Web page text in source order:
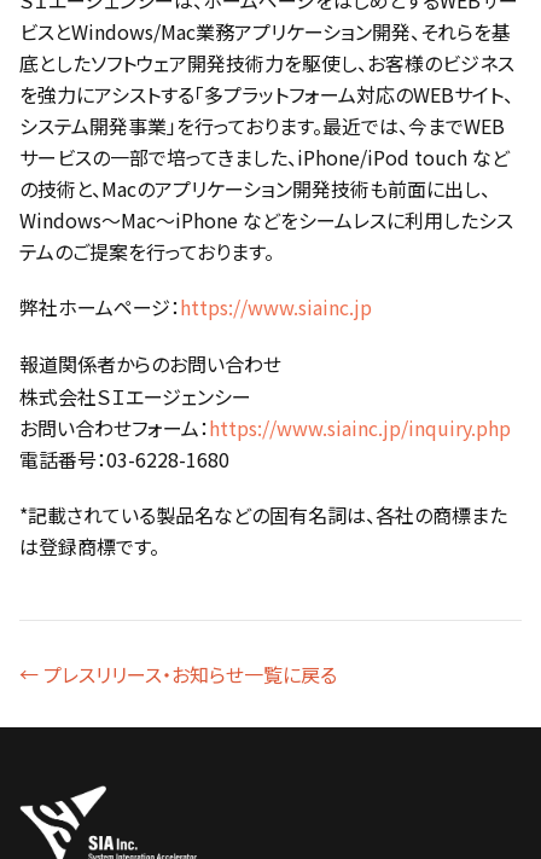
ビスとWindows/Mac業務アプリケーション開発、それらを基
底としたソフトウェア開発技術力を駆使し、お客様のビジネス
を強力にアシストする「多プラットフォーム対応のWEBサイト、
システム開発事業」を行っております。最近では、今までWEB
サービスの一部で培ってきました、iPhone/iPod touch など
の技術と、Macのアプリケーション開発技術も前面に出し、
Windows～Mac～iPhone などをシームレスに利用したシス
テムのご提案を行っております。
弊社ホームページ：https://www.siainc.jp
報道関係者からのお問い合わせ
株式会社ＳＩエージェンシー
お問い合わせフォーム：https://www.siainc.jp/inquiry.php
電話番号：03-6228-1680
*記載されている製品名などの固有名詞は、各社の商標また
は登録商標です。
← プレスリリース・お知らせ一覧に戻る